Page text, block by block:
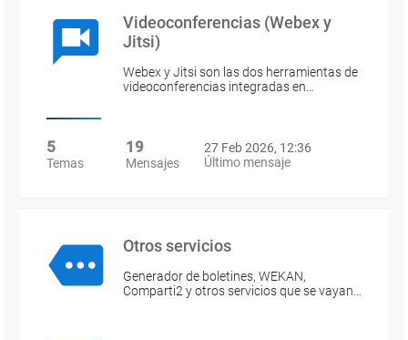
Videoconferencias (Webex y
Jitsi)
Webex y Jitsi son las dos herramientas de
videoconferencias integradas en…
5
Temas
19
Mensajes
27 Feb 2026, 12:36
Último mensaje
Otros servicios
Generador de boletines, WEKAN,
Comparti2 y otros servicios que se vayan…